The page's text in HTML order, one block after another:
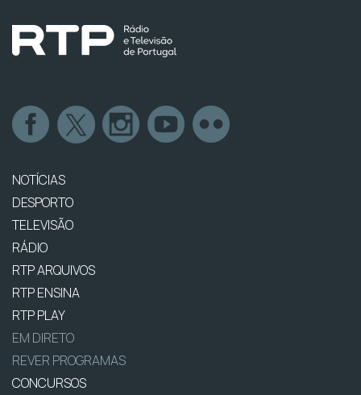
NOTÍCIAS
DESPORTO
TELEVISÃO
RÁDIO
RTP ARQUIVOS
RTP ENSINA
RTP PLAY
EM DIRETO
REVER PROGRAMAS
CONCURSOS